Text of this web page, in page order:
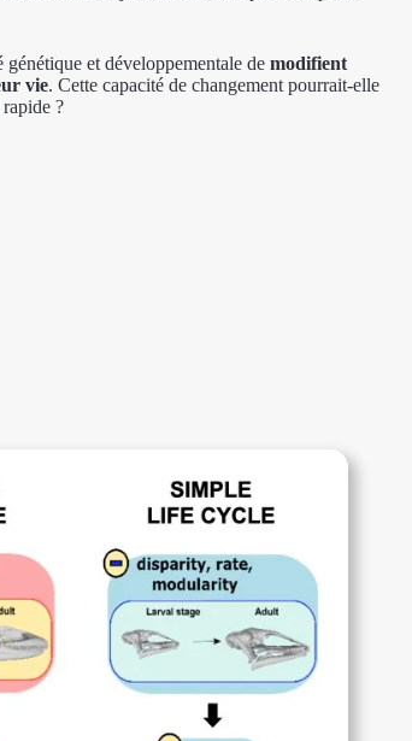
et développementale de modifient
vie. Cette capacité de changement pourrait-elle
?